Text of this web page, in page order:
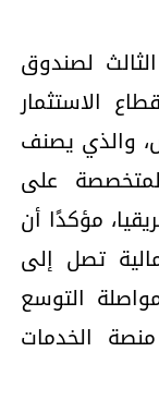
لصندوق
الاستثمار
والذي یصنف
على
مؤكدًا أن
تصل إلى
لمواصلة التوسع
الخدمات